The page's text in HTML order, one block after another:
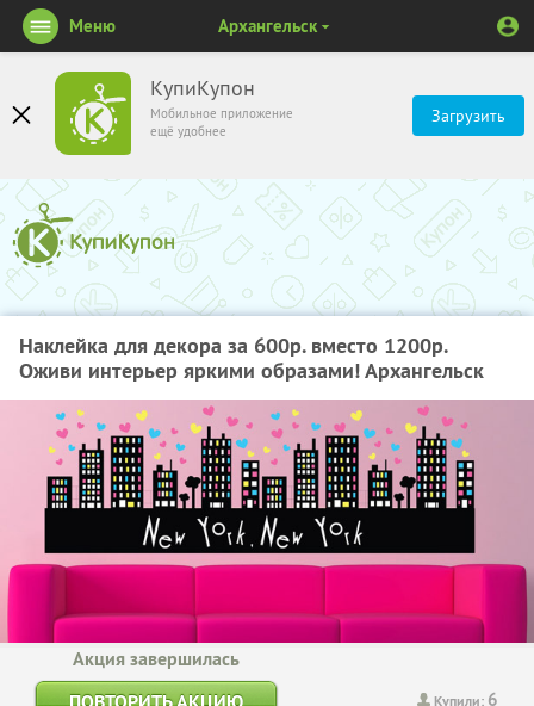
КупиКупон
Мобильное приложение
ещё удобнее
Загрузить
Меню Архангельск
Наклейка для декора за 600р. вместо 1200р.
Оживи интерьер яркими образами! Архангельск
Купили: 6
Акция завершилась